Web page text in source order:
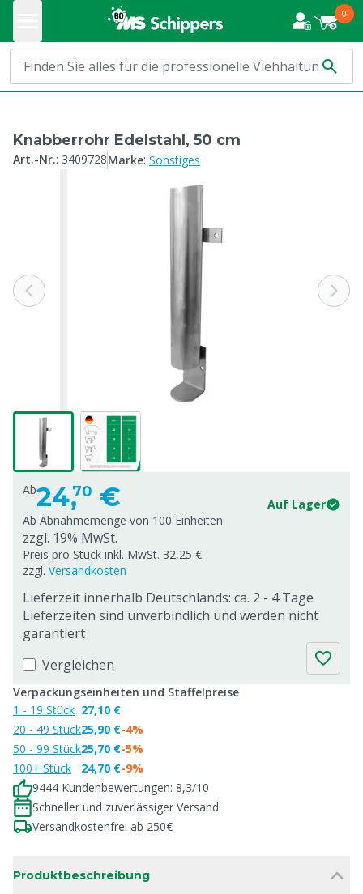
0
Knabberrohr Edelstahl, 50 cm
Art.-Nr.: 3409728Marke: Sonstiges
Ab24,70 €
Auf Lager
Ab Abnahmemenge von 100 Einheiten
zzgl. 19% MwSt.
Preis pro Stück inkl. MwSt. 32,25 €
zzgl. Versandkosten
Lieferzeit innerhalb Deutschlands: ca. 2 - 4 Tage
Lieferzeiten sind unverbindlich und werden nicht
garantiert
Vergleichen
Verpackungseinheiten und Staffelpreise
1 - 19 Stück
20 - 49 Stück
50 - 99 Stück
100+ Stück
27,10 €
25,90 €
25,70 €
24,70 €
-4%
-5%
-9%
9444 Kundenbewertungen: 8,3/10
Schneller und zuverlässiger Versand
Versandkostenfrei ab 250€
Produktbeschreibung